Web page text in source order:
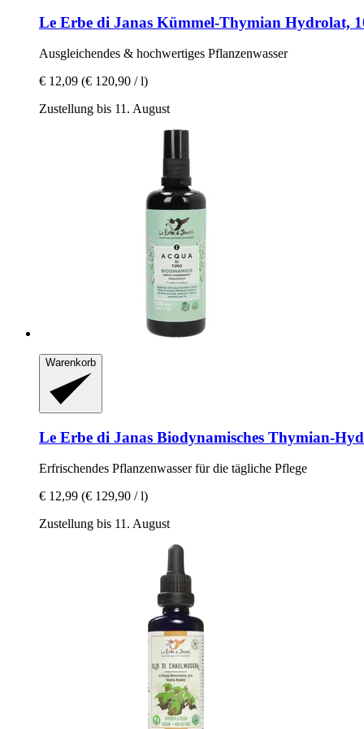
Le Erbe di Janas Kümmel-​Thymian Hydrolat,
Ausgleichendes & hochwertiges Pflanzenwasser
€ 12,09 (€ 120,90 / l)
Zustellung bis 11. August
Warenkorb
Le Erbe di Janas Biodynamisches Thymian-​
Erfrischendes Pflanzenwasser für die tägliche Pflege
€ 12,99 (€ 129,90 / l)
Zustellung bis 11. August